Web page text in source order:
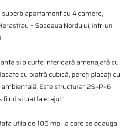
apartament cu 4 camere,
– Soseaua Nordului, intr-un
si o curte interioară amenajată cu
cu piatră cubică, pereți placați cu
Este structurat 2S+P+6
situat la etajul 1.
utila de 106 mp, la care se adauga